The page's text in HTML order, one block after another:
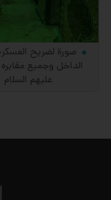
صورة لضريح
الداخل وجميع مقابره
عليهم السلام